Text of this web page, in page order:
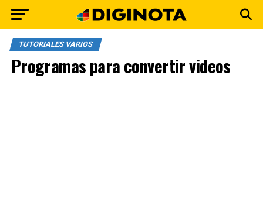
TUTORIALES VARIOS
Programas para convertir videos